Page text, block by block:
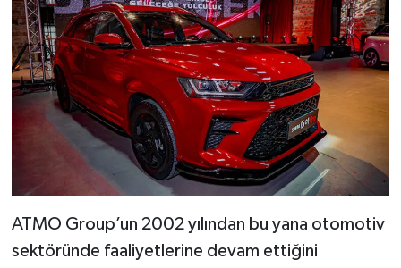
ATMO Group’un 2002 yılından bu yana otomotiv
sektöründe faaliyetlerine devam ettiğini